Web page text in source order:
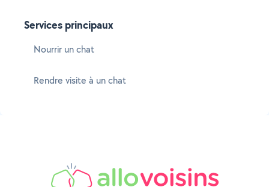
Services principaux
Nourrir un chat
Rendre visite à un chat